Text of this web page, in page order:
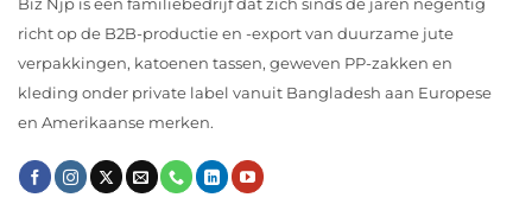
Biz Njp is een familiebedrijf dat zich sinds de jaren negentig
richt op de B2B-productie en -export van duurzame jute
verpakkingen, katoenen tassen, geweven PP-zakken en
kleding onder private label vanuit Bangladesh aan Europese
en Amerikaanse merken.